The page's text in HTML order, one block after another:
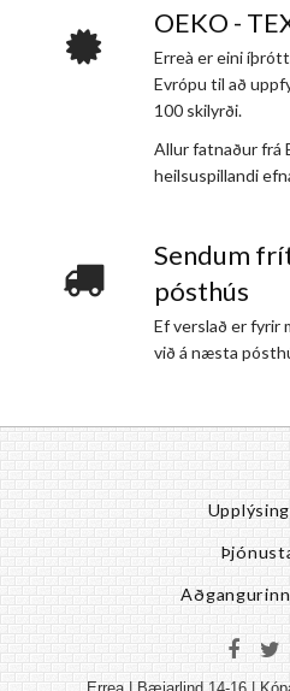
OEKO -
Erreà er eini
Evrópu til að
100 skilyrði.
Allur fatnaður frá
heilsuspillandi
Sendum
pósthús
Ef verslað er fyrir
við á næsta